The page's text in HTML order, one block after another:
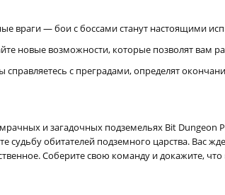
враги — бои с боссами станут настоящими
новые возможности, которые позволят вам
с преградами, определят
и загадочных подземельях Bit
обитателей подземного царства. Вас
Соберите свою команду и докажите,